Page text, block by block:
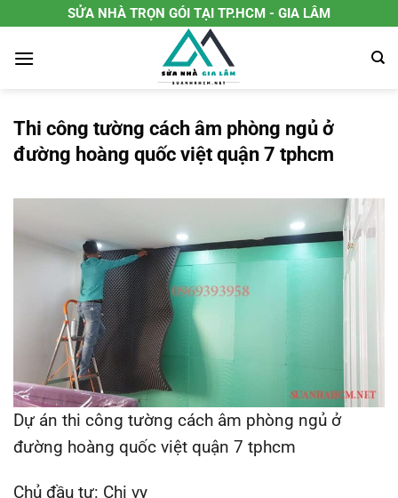
đến
nội
SỬA NHÀ TRỌN GÓI TẠI TP.HCM - GIA LÂM
Thi công tường cách âm phòng ngủ ở
đường hoàng quốc việt quận 7 tphcm
Dự án thi công tường cách âm phòng ngủ ở
đường hoàng quốc việt quận 7 tphcm
Chủ đầu tư: Chị vy